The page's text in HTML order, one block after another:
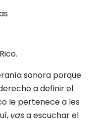
tierra.
sonora porque
a definir el
le pertenece a les
vasa escuchar el